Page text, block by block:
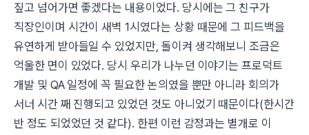
짚고 넘어가면 좋겠다는 내용이었다. 당시에는 그 친구가
직장인이며 시간이 새벽 1시였다는 상황 때문에 그 피드백을
유연하게 받아들일 수 있었지만, 돌이켜 생각해보니 조금은
억울한 면이 있었다. 당시 우리가 나누던 이야기는 프로덕트
개발 및 QA 일정에 꼭 필요한 논의였을 뿐만 아니라 회의가
서너 시간 째 진행되고 있었던 것도 아니었기 때문이다(한시간
반 정도 되었었던 것 같다). 한편 이런 감정과는 별개로 이